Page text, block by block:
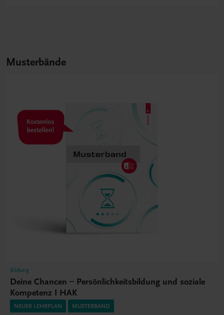
Musterbände
Bildung
Deine Chancen – Persönlichkeitsbildung und soziale
Kompetenz I HAK
NEUER LEHRPLAN MUSTERBAND